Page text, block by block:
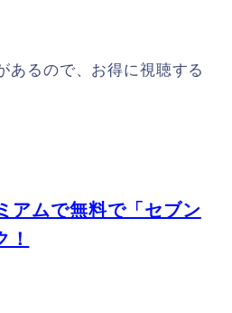
あるので、お得に視聴する
アムで無料で「セブン
！